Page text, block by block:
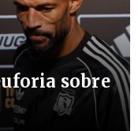
sobre